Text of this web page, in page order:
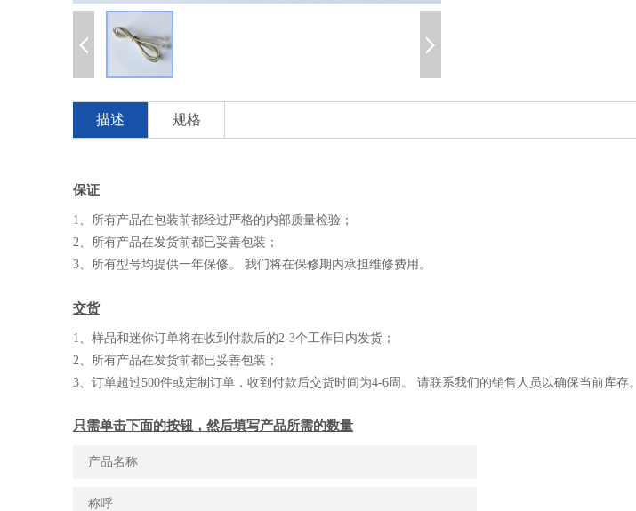
描述 规格
保证
1、所有产品在包装前都经过严格的内部质量检验；
2、所有产品在发货前都已妥善包装；
3、所有型号均提供一年保修。 我们将在保修期内承担维修费用。
交货
1、样品和迷你订单将在收到付款后的2-3个工作日内发货；
2、所有产品在发货前都已妥善包装；
3、订单超过500件或定制订单，收到付款后交货时间为4-6周。 请联系我们的销售人员以确保当前库存。
只需单击下面的按钮，然后填写产品所需的数量